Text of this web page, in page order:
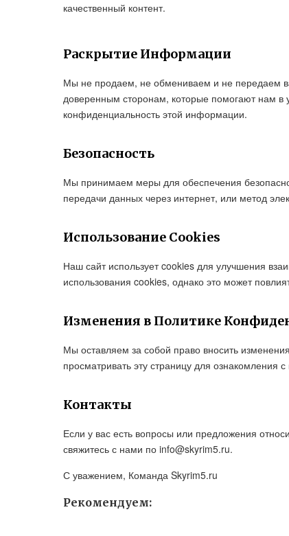
качественный контент.
Раскрытие Информации
Мы не продаем, не обмениваем и не передаем
доверенным сторонам, которые помогают нам в
конфиденциальность этой информации.
Безопасность
Мы принимаем меры для обеспечения
передачи данных через интернет, или метод
Использование Cookies
Наш сайт использует cookies для улучшения
использования cookies, однако это может
Изменения в Политике
Мы оставляем за собой право вносить
просматривать эту страницу для ознакомления
Контакты
Если у вас есть вопросы или предложения
свяжитесь с нами по info@skyrim5.ru.
С уважением, Команда Skyrim5.ru
Рекомендуем: